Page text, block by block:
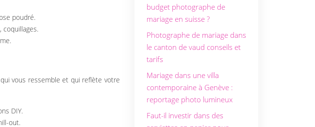
poudré.
coquillages.
vous ressemble et qui reflète votre
DIY.
out.
budget photographe de
mariage en suisse ?
Photographe de mariage dans
le canton de vaud conseils et
tarifs
Mariage dans une villa
contemporaine à Genève :
reportage photo lumineux
Faut-il investir dans des